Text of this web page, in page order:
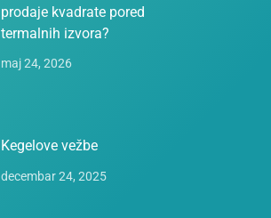
prodaje kvadrate pored
termalnih izvora?
maj 24, 2026
Kegelove vežbe
decembar 24, 2025